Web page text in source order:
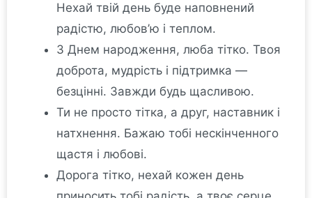
Нехай твій день буде наповнений
радістю, любов’ю і теплом.
З Днем народження, люба тітко. Твоя
доброта, мудрість і підтримка —
безцінні. Завжди будь щасливою.
Ти не просто тітка, а друг, наставник і
натхнення. Бажаю тобі нескінченного
щастя і любові.
Дорога тітко, нехай кожен день